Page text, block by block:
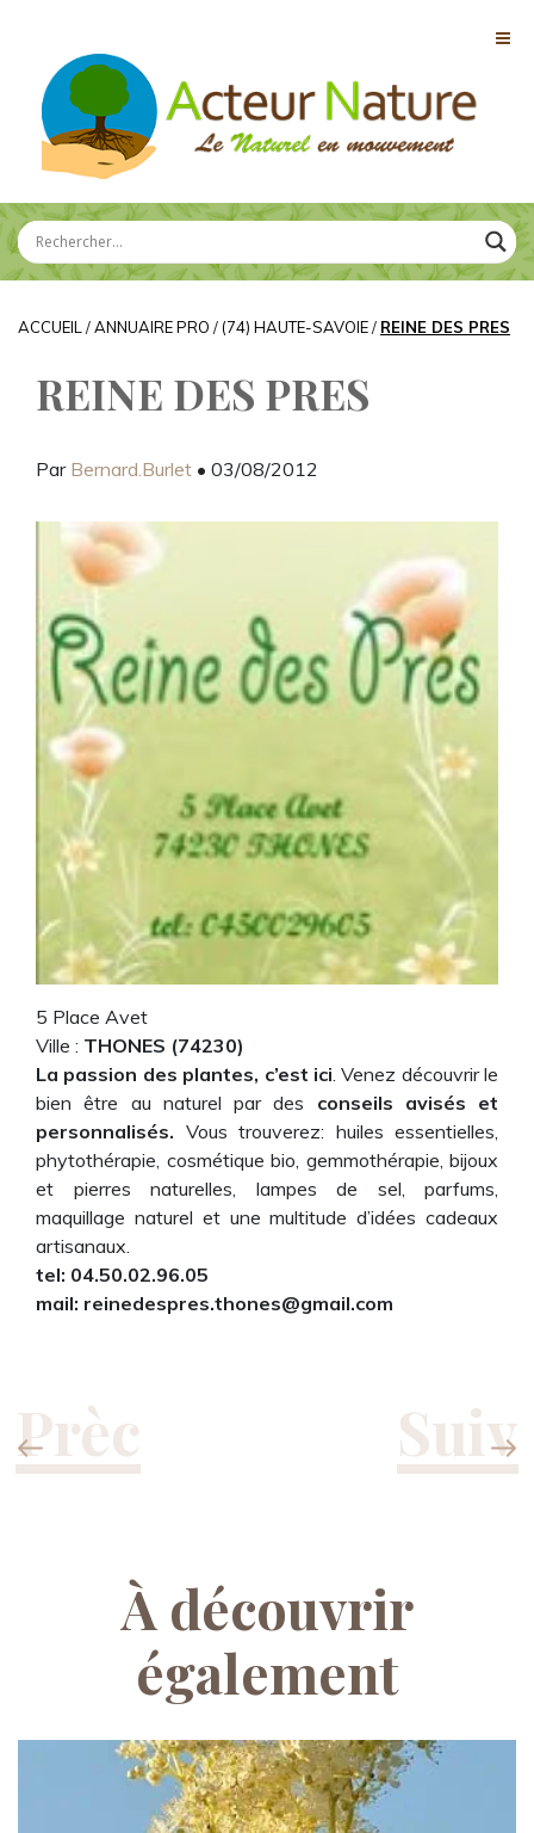
ACCUEIL /ANNUAIRE PRO / (74) HAUTE-SAVOIE/ REINE DES PRES
REINE DES PRES
Par Bernard.Burlet • 03/08/2012
5 Place Avet
Ville : THONES (74230)
La passion des plantes, c’est ici. Venez découvrir le
bien être au naturel par des conseils avisés et
personnalisés. Vous trouverez: huiles essentielles,
phytothérapie, cosmétique bio, gemmothérapie, bijoux
et pierres naturelles, lampes de sel, parfums,
maquillage naturel et une multitude d’idées cadeaux
artisanaux.
tel: 04.50.02.96.05
mail: reinedespres.thones@gmail.com
À découvrir
également